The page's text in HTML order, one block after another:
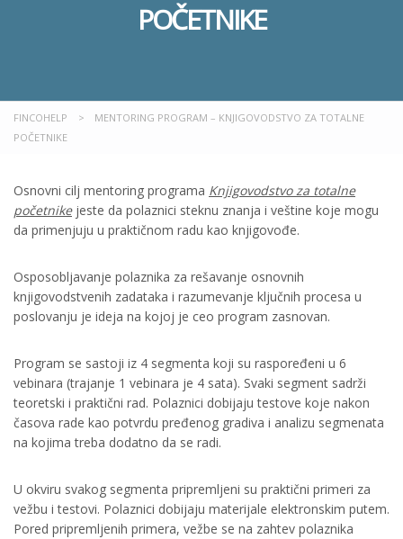
POČETNIKE
FINCOHELP >
MENTORING PROGRAM – KNJIGOVODSTVO ZA TOTALNE
POČETNIKE
Osnovni cilj mentoring programa Knjigovodstvo za totalne
početnikejeste da polaznici steknu znanja i veštine koje mogu
da primenjuju u praktičnom radu kao knjigovođe.
Osposobljavanje polaznika za rešavanje osnovnih
knjigovodstvenih zadataka i razumevanje ključnih procesa u
poslovanju je ideja na kojoj je ceo program zasnovan.
Program se sastoji iz 4 segmenta koji su raspoređeni u 6
vebinara (trajanje 1 vebinara je 4 sata). Svaki segment sadrži
teoretski i praktični rad. Polaznici dobijaju testove koje nakon
časova rade kao potvrdu pređenog gradiva i analizu segmenata
na kojima treba dodatno da se radi.
U okviru svakog segmenta pripremljeni su praktični primeri za
vežbu i testovi. Polaznici dobijaju materijale elektronskim putem.
Pored pripremljenih primera, vežbe se na zahtev polaznika